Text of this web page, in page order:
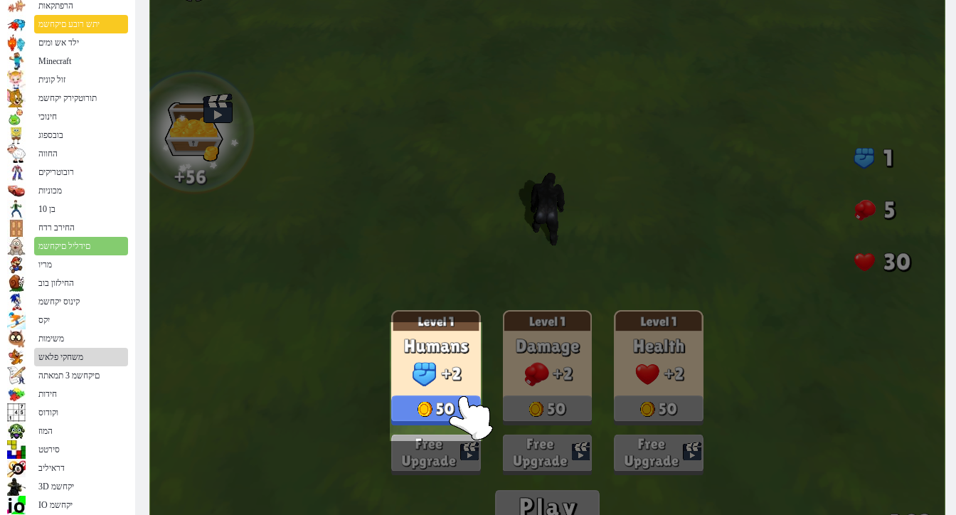
הרפתקאות
יתש רובע םיקחשמ
ילד אש ומים
Minecraft
זול קונית
תורוטקירק יקחשמ
חינוכי
בובספוג
החווה
רובוטריקים
מכוניות
בן 10
החירב רדח
םידליל םיקחשמ
מריו
החילזון בוב
קינוס יקחשמ
יִקס
משימות
משחקי פלאש
םיקחשמ 3 תמאתה
חידות
וקודוס
המוז
סירטט
דראיליב
3D יקחשמ
IO יקחשמ